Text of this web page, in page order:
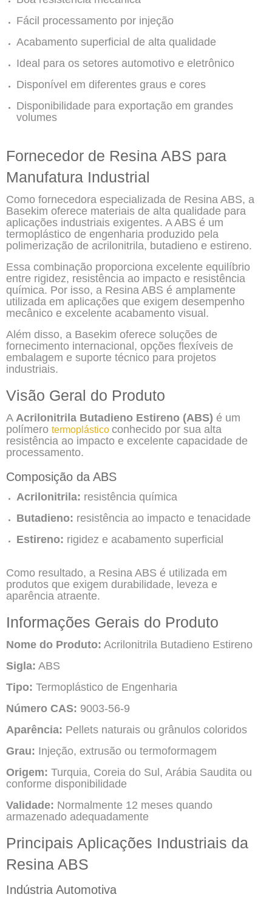
Fácil processamento por injeção
Acabamento superficial de alta qualidade
Ideal para os setores automotivo e eletrônico
Disponível em diferentes graus e cores
Disponibilidade para exportação em grandes
volumes
Fornecedor de Resina ABS para
Manufatura Industrial
Como fornecedora especializada de Resina ABS, a
Basekim oferece materiais de alta qualidade para
aplicações industriais exigentes. A ABS é um
termoplástico de engenharia produzido pela
polimerização de acrilonitrila, butadieno e estireno.
Essa combinação proporciona excelente equilíbrio
entre rigidez, resistência ao impacto e resistência
química. Por isso, a Resina ABS é amplamente
utilizada em aplicações que exigem desempenho
mecânico e excelente acabamento visual.
Além disso, a Basekim oferece soluções de
fornecimento internacional, opções flexíveis de
embalagem e suporte técnico para projetos
industriais.
Visão Geral do Produto
A Acrilonitrila Butadieno Estireno (ABS) é um
polímero termoplástico conhecido por sua alta
resistência ao impacto e excelente capacidade de
processamento.
Composição da ABS
Acrilonitrila: resistência química
Butadieno: resistência ao impacto e tenacidade
Estireno: rigidez e acabamento superficial
Como resultado, a Resina ABS é utilizada em
produtos que exigem durabilidade, leveza e
aparência atraente.
Informações Gerais do Produto
Nome do Produto: Acrilonitrila Butadieno Estireno
Sigla: ABS
Tipo: Termoplástico de Engenharia
Número CAS: 9003-56-9
Aparência: Pellets naturais ou grânulos coloridos
Grau: Injeção, extrusão ou termoformagem
Origem: Turquia, Coreia do Sul, Arábia Saudita ou
conforme disponibilidade
Validade: Normalmente 12 meses quando
armazenado adequadamente
Principais Aplicações Industriais da
Resina ABS
Indústria Automotiva